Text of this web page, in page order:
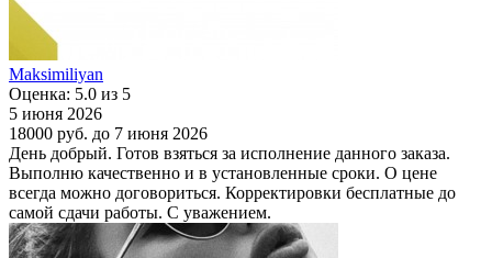
Maksimiliyan
Оценка: 5.0 из 5
5 июня 2026
18000 руб. до 7 июня 2026
День добрый. Готов взяться за исполнение данного заказа.
Выполню качественно и в установленные сроки. О цене
всегда можно договориться. Корректировки бесплатные до
самой сдачи работы. С уважением.